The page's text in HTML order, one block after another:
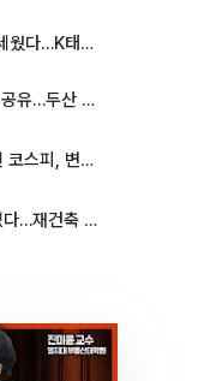
美 폴리실리콘 ‘가격 하한선’ 세웠다…K태양광 수혜 기대
SK실트론 팔고도 8년간 성과 공유…두산 인수대금 2.3조가 끝 아냐
블룸버그 “레버리지 거품 빠진 코스피, 변동성 최악 국면 지났을 가능성”
분당·평촌 오를 때 일산만 내렸다…재건축 기대감도 ‘무색’